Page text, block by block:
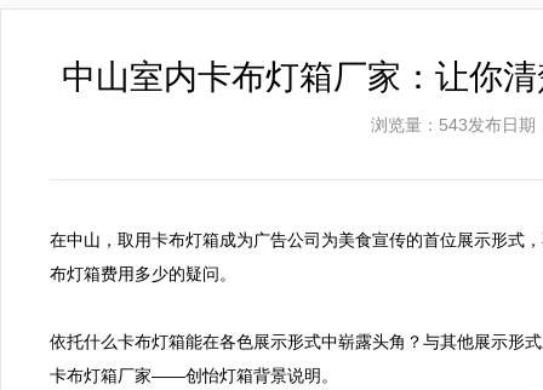
中山室内卡布灯箱厂家：让你
浏览量：543发布日期
在中山，取用卡布灯箱成为广告公司为美食宣传的首位展示形式
布灯箱费用多少的疑问。
依托什么卡布灯箱能在各色展示形式中崭露头角？与其他展示形
卡布灯箱厂家——创怡灯箱背景说明。